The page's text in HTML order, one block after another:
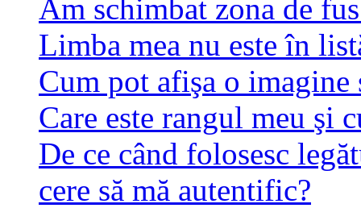
Am schimbat zona de
Limba mea nu este în
Cum pot afişa o
Care este rangul meu şi
De ce când folosesc
cere să mă autentific?